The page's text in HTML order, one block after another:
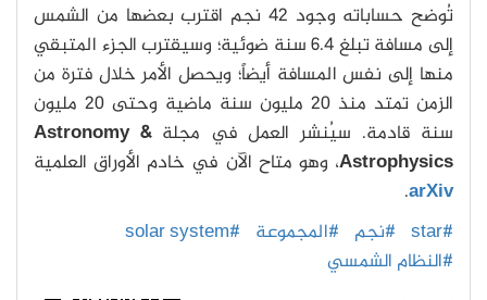
تُوضح حساباته وجود 42 نجم اقترب بعضها من الشمس
إلى مسافة تبلغ 6.4 سنة ضوئية؛ وسيقترب الجزء المتبقي
منها إلى نفس المسافة أيضاً؛ ويحصل الأمر خلال فترة من
الزمن تمتد منذ 20 مليون سنة ماضية وحتى 20 مليون
سنة قادمة. سيُنشر العمل في مجلة Astronomy &
Astrophysics، وهو متاح الآن في خادم الأوراق العلمية
arXiv
.​
#star
#نجم #المجموعة #solar system
#النظام الشمسي